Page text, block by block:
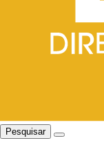
Pesquisar